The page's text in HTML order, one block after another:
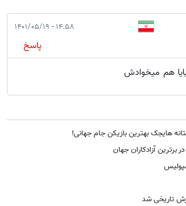
۱۴:۵۸ - ۱۴۰۱/۰۵/۱۹
پاسخ
هم میخوادش
هایجک بهترین بازیکن جام جهانی!
برترین آزادکاران جهان
تاریخی شد